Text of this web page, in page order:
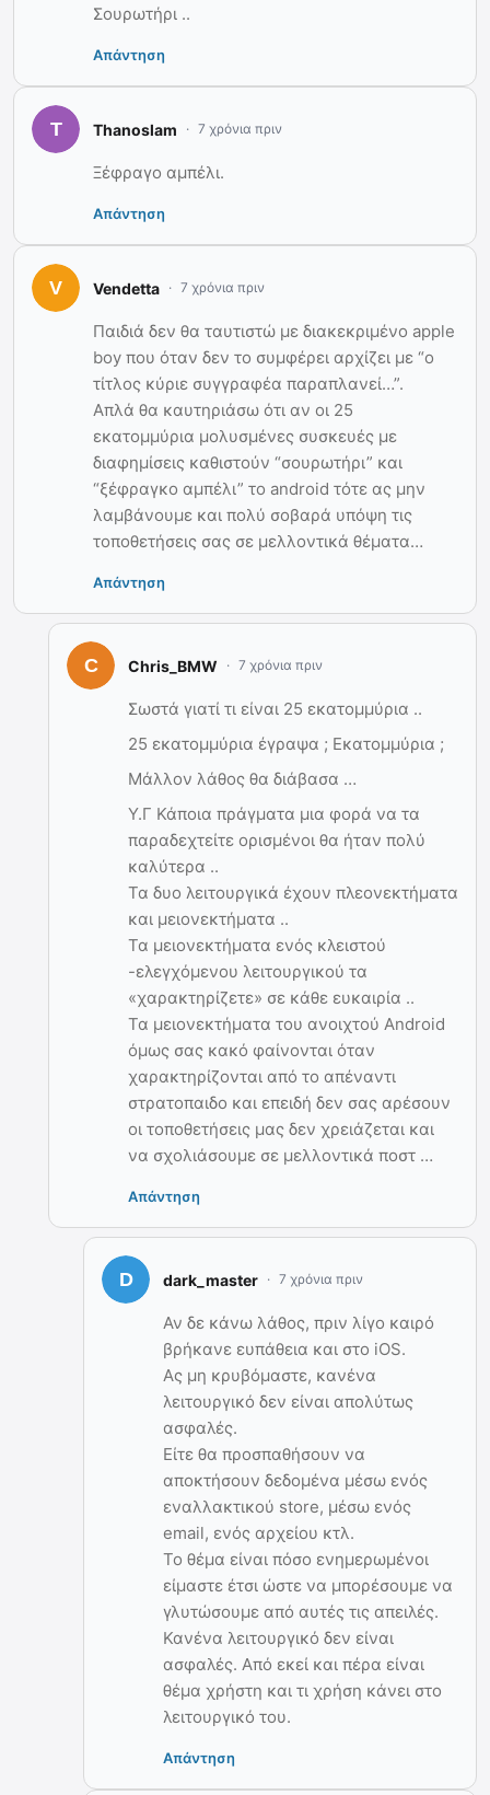
Σουρωτήρι ..
Απάντηση
Thanoslam 7 χρόνια πριν
Ξέφραγο αμπέλι.
Απάντηση
Vendetta 7 χρόνια πριν
Παιδιά δεν θα ταυτιστώ με διακεκριμένο apple
boy που όταν δεν το συμφέρει αρχίζει με “ο
τίτλος κύριε συγγραφέα παραπλανεί…”.
Απλά θα καυτηριάσω ότι αν οι 25
εκατομμύρια μολυσμένες συσκευές με
διαφημίσεις καθιστούν “σουρωτήρι” και
“ξέφραγκο αμπέλι” το android τότε ας μην
λαμβάνουμε και πολύ σοβαρά υπόψη τις
τοποθετήσεις σας σε μελλοντικά θέματα…
Απάντηση
Chris_BMW 7 χρόνια πριν
Σωστά γιατί τι είναι 25 εκατομμύρια ..
25 εκατομμύρια έγραψα ; Εκατομμύρια ;
Μάλλον λάθος θα διάβασα …
Υ.Γ Κάποια πράγματα μια φορά να τα
παραδεχτείτε ορισμένοι θα ήταν πολύ
καλύτερα ..
Τα δυο λειτουργικά έχουν πλεονεκτήματα
και μειονεκτήματα ..
Τα μειονεκτήματα ενός κλειστού
-ελεγχόμενου λειτουργικού τα
«χαρακτηρίζετε» σε κάθε ευκαιρία ..
Τα μειονεκτήματα του ανοιχτού Android
όμως σας κακό φαίνονται όταν
χαρακτηρίζονται από το απέναντι
στρατοπαιδο και επειδή δεν σας αρέσουν
οι τοποθετήσεις μας δεν χρειάζεται και
να σχολιάσουμε σε μελλοντικά ποστ …
Απάντηση
dark_master 7 χρόνια πριν
Αν δε κάνω λάθος, πριν λίγο καιρό
βρήκανε ευπάθεια και στο iOS.
Ας μη κρυβόμαστε, κανένα
λειτουργικό δεν είναι απολύτως
ασφαλές.
Είτε θα προσπαθήσουν να
αποκτήσουν δεδομένα μέσω ενός
εναλλακτικού store, μέσω ενός
email, ενός αρχείου κτλ.
Το θέμα είναι πόσο ενημερωμένοι
είμαστε έτσι ώστε να μπορέσουμε να
γλυτώσουμε από αυτές τις απειλές.
Κανένα λειτουργικό δεν είναι
ασφαλές. Από εκεί και πέρα είναι
θέμα χρήστη και τι χρήση κάνει στο
λειτουργικό του.
Απάντηση